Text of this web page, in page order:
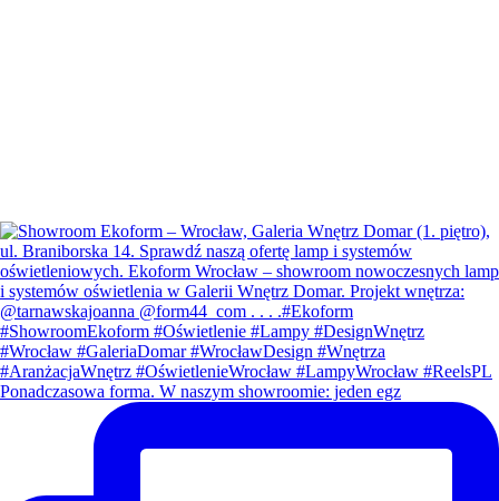
Ponadczasowa forma. W naszym showroomie: jeden egz